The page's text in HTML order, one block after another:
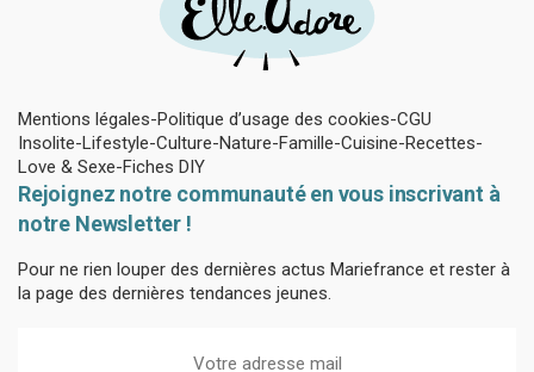
Mentions légales Politique d’usage des cookies CGU
Insolite Lifestyle Culture Nature Famille Cuisine Recettes
Love & Sexe Fiches DIY
Rejoignez notre communauté en vous inscrivant à
notre Newsletter !
Pour ne rien louper des dernières actus Mariefrance et rester à
la page des dernières tendances jeunes.